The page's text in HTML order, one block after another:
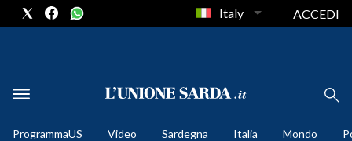
METEO
Italy ACCEDI
ProgrammaUS Video Sardegna Italia Mondo